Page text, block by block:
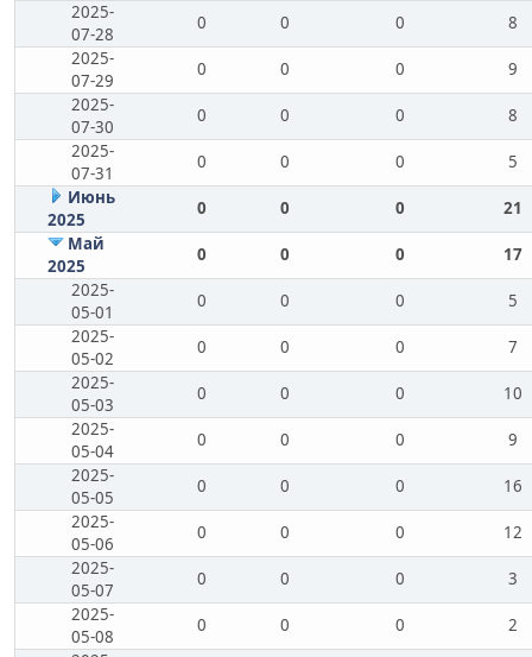
2025-
07-28
0 0 0
8
2025-
07-29
0 0 0
9
2025-
07-30
0 0 0
8
2025-
07-31
0 0 0
5
Июнь
2025
0 0 0
21
Май
2025
0 0 0
17
2025-
05-01
0 0 0
5
2025-
05-02
0 0 0
7
2025-
05-03
0 0 0
10
2025-
05-04
0 0 0
9
2025-
05-05
0 0 0
16
2025-
05-06
0 0 0
12
2025-
05-07
0 0 0
3
2025-
05-08
0 0 0
2